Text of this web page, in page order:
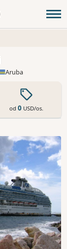
Aruba
od 0USD/os.